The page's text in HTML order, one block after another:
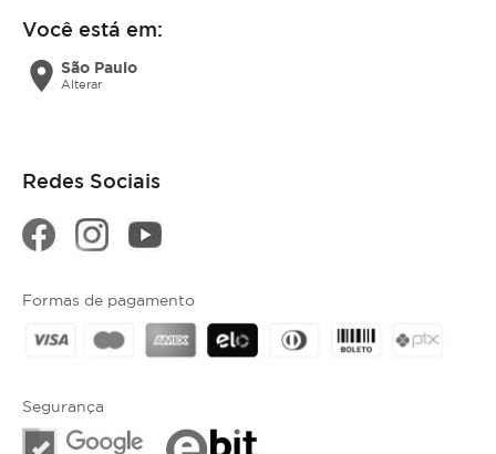
Você está em:
location_on São Paulo
Alterar
Redes Sociais
Segurança
Formas de pagamento